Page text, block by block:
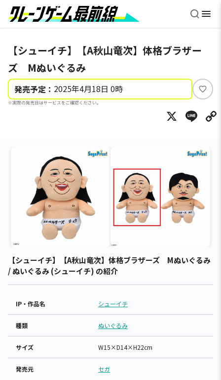
【シューイチ】【A秋山竜次】体格ブラザー
ズ Mぬいぐるみ
発売予定： 2025年4月18日 0時
※実際の発売日はサービスをご確認ください。
い
ね
X
【シューイチ】【A秋山竜次】体格ブラザーズ Mぬいぐるみ
/ ぬいぐるみ (シューイチ) の紹介
IP・作品名 シューイチ
種類 ぬいぐるみ
サイズ W15×D14×H22cm
発売元 セガ